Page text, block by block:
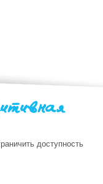
доступность